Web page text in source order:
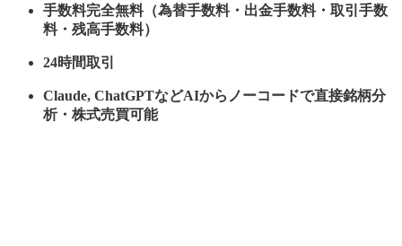
手数料完全無料（為替手数料・出金手数料・取引手数
料・残高手数料）
24時間取引
Claude, ChatGPTなどAIからノーコードで直接銘柄分
析・株式売買可能